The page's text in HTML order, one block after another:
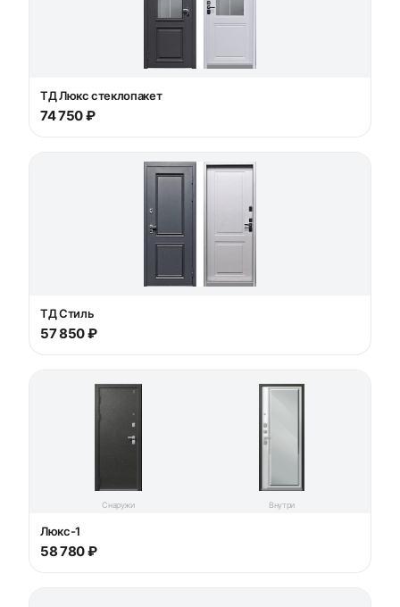
ТД Люкс стеклопакет
74 750 ₽
ТД Стиль
57 850 ₽
Снаружи Внутри
Люкс-1
58 780 ₽